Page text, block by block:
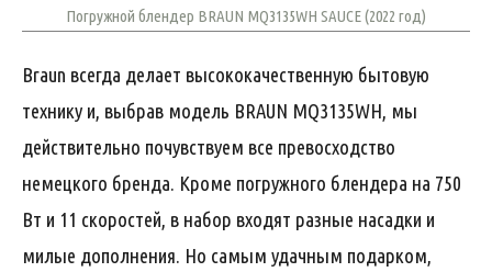
Погружной блендер BRAUN MQ3135WH SAUCE (2022 год)
Braun всегда делает высококачественную бытовую
технику и, выбрав модель BRAUN MQ3135WH, мы
действительно почувствуем все превосходство
немецкого бренда. Кроме погружного блендера на 750
Вт и 11 скоростей, в набор входят разные насадки и
милые дополнения. Но самым удачным подарком,